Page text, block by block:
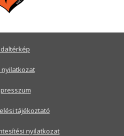
nyilatkozat
tájékoztató
nyilatkozat